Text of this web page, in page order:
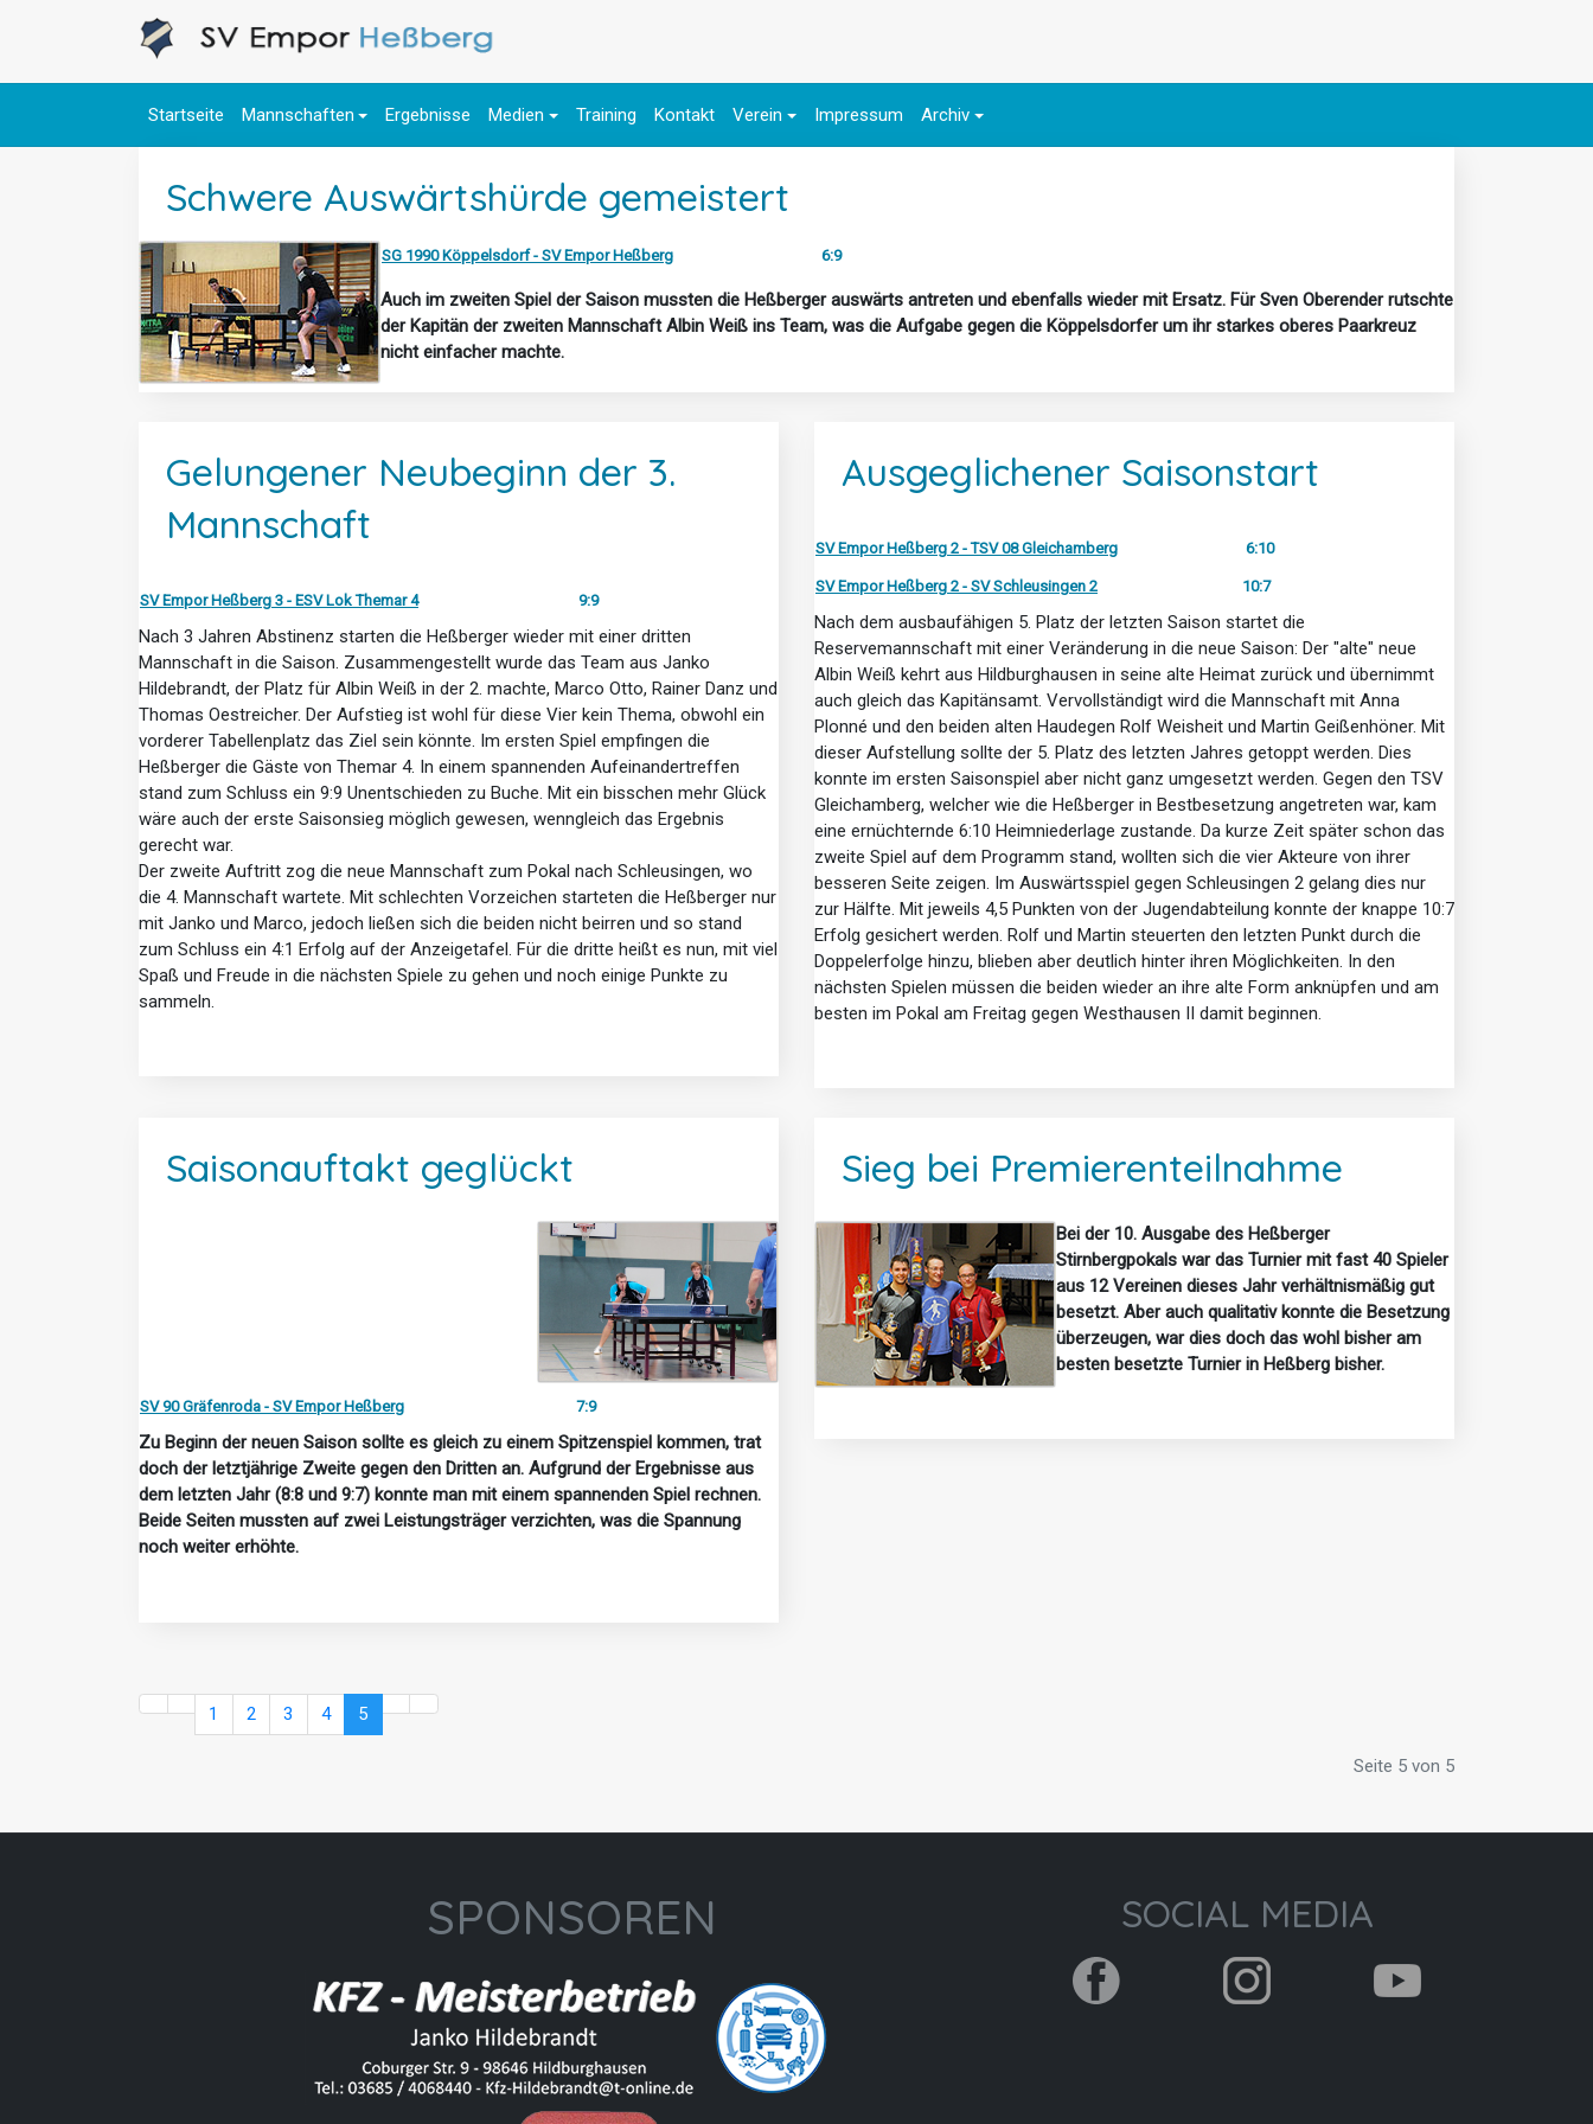
Startseite Mannschaften Ergebnisse Medien Training Kontakt Verein Impressum Archiv
Schwere Auswärtshürde gemeistert
SG 1990 Köppelsdorf - SV Empor Heßberg 6:9
Auch im zweiten Spiel der Saison mussten die Heßberger auswärts antreten und ebenfalls wieder mit Ersatz. Für Sven Oberender rutschte
der Kapitän der zweiten Mannschaft Albin Weiß ins Team, was die Aufgabe gegen die Köppelsdorfer um ihr starkes oberes Paarkreuz
nicht einfacher machte.
Gelungener Neubeginn der 3.
Mannschaft
SV Empor Heßberg 3 - ESV Lok Themar 4 9:9
Nach 3 Jahren Abstinenz starten die Heßberger wieder mit einer dritten
Mannschaft in die Saison. Zusammengestellt wurde das Team aus Janko
Hildebrandt, der Platz für Albin Weiß in der 2. machte, Marco Otto, Rainer Danz und
Thomas Oestreicher. Der Aufstieg ist wohl für diese Vier kein Thema, obwohl ein
vorderer Tabellenplatz das Ziel sein könnte. Im ersten Spiel empfingen die
Heßberger die Gäste von Themar 4. In einem spannenden Aufeinandertreffen
stand zum Schluss ein 9:9 Unentschieden zu Buche. Mit ein bisschen mehr Glück
wäre auch der erste Saisonsieg möglich gewesen, wenngleich das Ergebnis
gerecht war.
Der zweite Auftritt zog die neue Mannschaft zum Pokal nach Schleusingen, wo
die 4. Mannschaft wartete. Mit schlechten Vorzeichen starteten die Heßberger nur
mit Janko und Marco, jedoch ließen sich die beiden nicht beirren und so stand
zum Schluss ein 4:1 Erfolg auf der Anzeigetafel. Für die dritte heißt es nun, mit viel
Spaß und Freude in die nächsten Spiele zu gehen und noch einige Punkte zu
sammeln.
Ausgeglichener Saisonstart
SV Empor Heßberg 2 - TSV 08 Gleichamberg 6:10
SV Empor Heßberg 2 - SV Schleusingen 2 10:7
Nach dem ausbaufähigen 5. Platz der letzten Saison startet die
Reservemannschaft mit einer Veränderung in die neue Saison: Der "alte" neue
Albin Weiß kehrt aus Hildburghausen in seine alte Heimat zurück und übernimmt
auch gleich das Kapitänsamt. Vervollständigt wird die Mannschaft mit Anna
Plonné und den beiden alten Haudegen Rolf Weisheit und Martin Geißenhöner. Mit
dieser Aufstellung sollte der 5. Platz des letzten Jahres getoppt werden. Dies
konnte im ersten Saisonspiel aber nicht ganz umgesetzt werden. Gegen den TSV
Gleichamberg, welcher wie die Heßberger in Bestbesetzung angetreten war, kam
eine ernüchternde 6:10 Heimniederlage zustande. Da kurze Zeit später schon das
zweite Spiel auf dem Programm stand, wollten sich die vier Akteure von ihrer
besseren Seite zeigen. Im Auswärtsspiel gegen Schleusingen 2 gelang dies nur
zur Hälfte. Mit jeweils 4,5 Punkten von der Jugendabteilung konnte der knappe 10:7
Erfolg gesichert werden. Rolf und Martin steuerten den letzten Punkt durch die
Doppelerfolge hinzu, blieben aber deutlich hinter ihren Möglichkeiten. In den
nächsten Spielen müssen die beiden wieder an ihre alte Form anknüpfen und am
besten im Pokal am Freitag gegen Westhausen II damit beginnen.
Saisonauftakt geglückt
SV 90 Gräfenroda - SV Empor Heßberg 7:9
Zu Beginn der neuen Saison sollte es gleich zu einem Spitzenspiel kommen, trat
doch der letztjährige Zweite gegen den Dritten an. Aufgrund der Ergebnisse aus
dem letzten Jahr (8:8 und 9:7) konnte man mit einem spannenden Spiel rechnen.
Beide Seiten mussten auf zwei Leistungsträger verzichten, was die Spannung
noch weiter erhöhte.
Sieg bei Premierenteilnahme
Bei der 10. Ausgabe des Heßberger
Stirnbergpokals war das Turnier mit fast 40 Spieler
aus 12 Vereinen dieses Jahr verhältnismäßig gut
besetzt. Aber auch qualitativ konnte die Besetzung
überzeugen, war dies doch das wohl bisher am
besten besetzte Turnier in Heßberg bisher.
1 2 3 4 5
Seite 5 von 5
SPONSOREN SOCIAL MEDIA